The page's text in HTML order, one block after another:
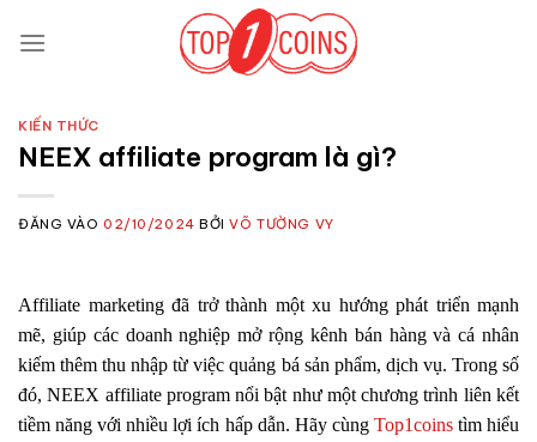
qua
KIẾN THỨC
NEEX affiliate program là gì?
ĐĂNG VÀO 02/10/2024 BỞIVÕ TƯỜNG VY
Affiliate marketing đã trở thành một xu hướng phát triển mạnh
mẽ, giúp các doanh nghiệp mở rộng kênh bán hàng và cá nhân
kiếm thêm thu nhập từ việc quảng bá sản phẩm, dịch vụ. Trong số
đó, NEEX affiliate program nổi bật như một chương trình liên kết
tiềm năng với nhiều lợi ích hấp dẫn. Hãy cùng Top1coinstìm hiểu